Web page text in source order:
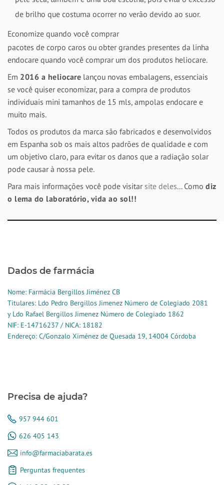
de brilho que costuma ocorrer no verão devido ao suor.
Economize quando você comprar
pacotes de corpo caros ou obter grandes presentes da linha
endocare quando você comprar um dos produtos heliocare.
Em 2016 a heliocare lançou novas embalagens, essenciais
se você quiser economizar, para a compra de produtos
individuais mini tamanhos de 15 mls, ampolas endocare e
muito mais.
Todos os produtos da marca são fabricados e desenvolvidos
em Espanha sob os mais altos padrões de qualidade e com
um objetivo claro, para evitar os danos que a radiação solar
pode causar à nossa pele.
Para mais informações você pode visitarsite deles... Como diz
o lema do laboratório, vida ao sol!!
Dados de farmácia
Nome: Farmácia Bergillos Jiménez CB
Titulares: Ldo Pedro Bergillos Jimenez Número de Colegiado 2081
y Ldo Rafael Bergillos Jimenez Número de Colegiado 1862
NIF: E-14716237 / NICA: 18182
Endereço: C/Gonzalo Ximénez de Quesada 19, 14004 Córdoba
Precisa de ajuda?
957 944 601
626 405 143
info@farmaciabarata.es
Perguntas frequentes